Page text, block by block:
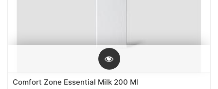
Comfort Zone Essential Milk 200 Ml